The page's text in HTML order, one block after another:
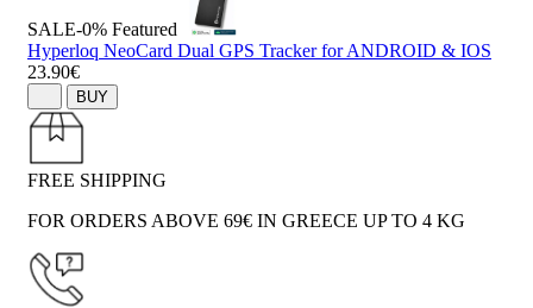
SALE-0% Featured
Hyperloq NeoCard Dual GPS Tracker for ANDROID & IOS
23.90€
BUY
FREE SHIPPING
FOR ORDERS ABOVE 69€ IN GREECE UP TO 4 KG